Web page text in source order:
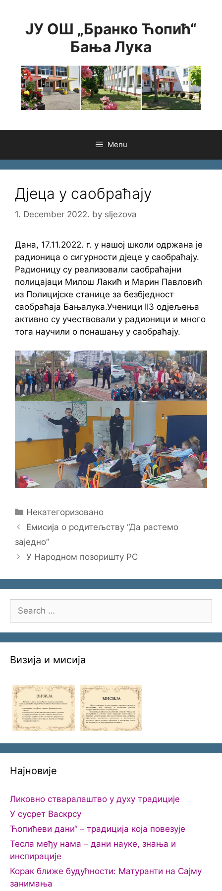
contentЈУ ОШ „Бранко Ћопић“
Бања Лука
Menu
Дјеца у саобраћају
1. December 2022. by sljezova
Дана, 17.11.2022. г. у нашој школи одржана је
радионица о сигурности дјеце у саобраћају.
Радионицу су реализовали саобраћајни
полицајаци Милош Лакић и Марин Павловић
из Полицијске станице за безбједност
саобраћаја Бањалука.Ученици II3 одјељења
активно су учествовали у радионици и много
тога научили о понашању у саобраћају.
Categories
Некатегоризовано
Емисија о родитељству “Да растемо
заједно”
У Народном позоришту РС
Search
for:
Визија и мисија
Најновије
Ликовно стваралаштво у духу традиције
У сусрет Васкрсу
Ћопићеви дани“ – традиција која повезује
Тесла међу нама – дани науке, знања и
инспирације
Корак ближе будућности: Матуранти на Сајму
занимања